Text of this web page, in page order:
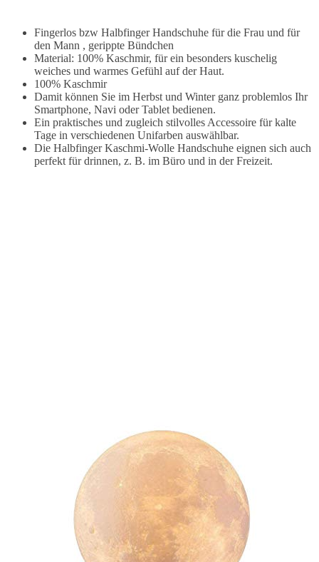
Fingerlos bzw Halbfinger Handschuhe für die Frau und für
den Mann , gerippte Bündchen
Material: 100% Kaschmir, für ein besonders kuschelig
weiches und warmes Gefühl auf der Haut.
100% Kaschmir
Damit können Sie im Herbst und Winter ganz problemlos Ihr
Smartphone, Navi oder Tablet bedienen.
Ein praktisches und zugleich stilvolles Accessoire für kalte
Tage in verschiedenen Unifarben auswählbar.
Die Halbfinger Kaschmi-Wolle Handschuhe eignen sich auch
perfekt für drinnen, z. B. im Büro und in der Freizeit.